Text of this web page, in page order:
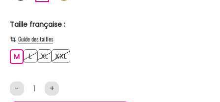
Taille française :
Guide des tailles
MM LL XLXL XXLXXL
- +